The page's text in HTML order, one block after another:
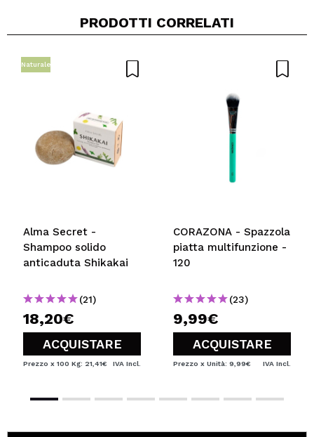
PRODOTTI CORRELATI
Naturale
Alma Secret -
Shampoo solido
anticaduta Shikakai
(21)
18,20€
ACQUISTARE
Prezzo x 100 Kg: 21,41€ IVA Incl.
CORAZONA - Spazzola
piatta multifunzione -
120
(23)
9,99€
ACQUISTARE
Prezzo x Unità: 9,99€ IVA Incl.